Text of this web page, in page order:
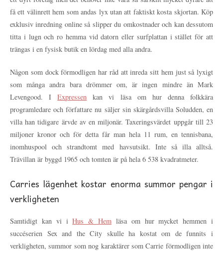
få ett välinrett hem som andas lyx utan att faktiskt kosta skjortan. Köp
exklusiv inredning online så slipper du omkostnader och kan dessutom
titta i lugn och ro hemma vid datorn eller surfplattan i stället för att
trängas i en fysisk butik en lördag med alla andra.
Någon som dock förmodligen har råd att inreda sitt hem just så lyxigt
som många andra bara drömmer om, är ingen mindre än Mark
Levengood. IExpressen kan vi läsa om hur denna folkkära
programledare och författare nu säljer sin skärgårdsvilla Soludden, en
villa han tidigare ärvde av en miljonär. Taxeringsvärdet uppgår till 23
miljoner kronor och för detta får man hela 11 rum, en tennisbana,
inomhuspool och strandtomt med havsutsikt. Inte så illa alltså.
Trävillan är byggd 1965 och tomten är på hela 6 538 kvadratmeter.
Carries lägenhet kostar enorma summor pengar i
verkligheten
Samtidigt kan vi iHus & Hem läsa om hur mycket hemmen i
succéserien Sex and the City skulle ha kostat om de funnits i
verkligheten, summor som nog karaktärer som Carrie förmodligen inte